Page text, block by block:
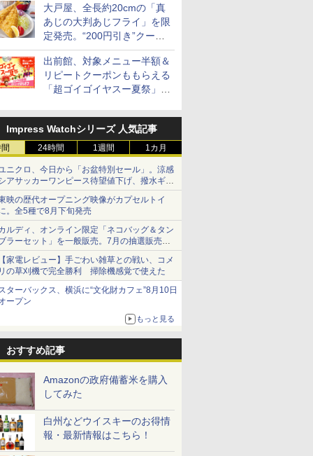
大戸屋、全長約20cmの「真
あじの大判あじフライ」を限
定発売。“200円引き”クーポ
ンも配信
出前館、対象メニュー半額＆
リピートクーポンももらえる
「超ゴイゴイヤスー夏祭」を
Impress Watchシリーズ 人気記事
24時間 1週間 1カ月
ニクロ、今日から「お盆特別セール」。涼感
アサッカーワンピース待望値下げ、撥水ギア
ョーツは1990円に
映の歴代オープニング映像がカプセルトイ
。全5種で8月下旬発売
ルディ、オンライン限定「ネコバッグ＆タン
ラーセット」を一般販売。7月の抽選販売の
選無効分
家電レビュー】手ごわい雑草との戦い、コメ
の草刈機で完全勝利 掃除機感覚で使えた
ターバックス、横浜に“文化財カフェ”8月10日
ープン
もっと見る
おすすめ記事
Amazonの政府備蓄米を購入
してみた
白州などウイスキーのお得情
報・最新情報はこちら！